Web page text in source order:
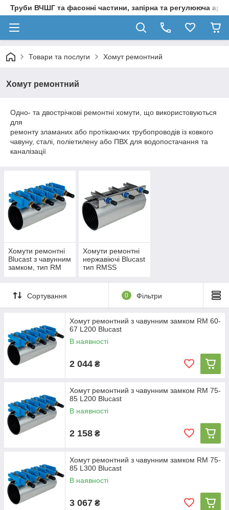
Труби ВЧШГ та фасонні частини, запірна та регулююча
Товари та послуги Хомут ремонтний
Хомут ремонтний
Одно- та двострічкові ремонтні хомути, що використовуються
для
ремонту зламаних або протікаючих трубопроводів із ковкого
чавуну, сталі, поліетилену або ПВХ для водопостачання та
каналізації
Хомути ремонтні
Blucast з чавунним
замком, тип RM
Хомути ремонтні
нержавіючі Blucast
тип RMSS
Сортування 0 Фільтри
Хомут ремонтний з чавунним замком RM 60-
67 L200 Blucast
В наявності
2 044 ₴
Хомут ремонтний з чавунним замком RM 75-
85 L200 Blucast
В наявності
2 158 ₴
Хомут ремонтний з чавунним замком RM 75-
85 L300 Blucast
В наявності
3 067 ₴